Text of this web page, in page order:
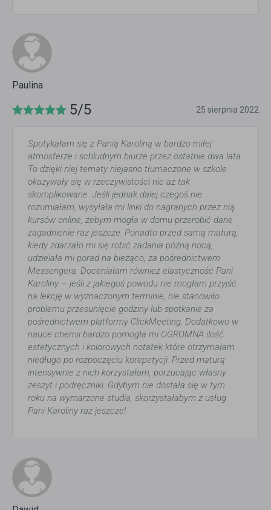
Paulina
5/5 25 sierpnia 2022
Spotykałam się z Panią Karoliną w bardzo miłej
atmosferze i schludnym biurze przez ostatnie dwa lata.
To dzięki niej tematy niejasno tłumaczone w szkole
okazywały się w rzeczywistości nie aż tak
skomplikowane. Jeśli jednak dalej czegoś nie
rozumiałam, wysyłała mi linki do nagranych przez nią
kursów online, żebym mogła w domu przerobić dane
zagadnienie raz jeszcze. Ponadto przed samą maturą,
kiedy zdarzało mi się robić zadania późną nocą,
udzielała mi porad na bieżąco, za pośrednictwem
Messengera. Doceniałam również elastyczność Pani
Karoliny – jeśli z jakiegoś powodu nie mogłam przyjść
na lekcję w wyznaczonym terminie, nie stanowiło
problemu przesunięcie godziny lub spotkanie za
pośrednictwem platformy ClickMeeting. Dodatkowo w
nauce chemii bardzo pomogła mi OGROMNA ilość
estetycznych i kolorowych notatek które otrzymałam
niedługo po rozpoczęciu korepetycji. Przed maturą
intensywnie z nich korzystałam, porzucając własny
zeszyt i podręczniki. Gdybym nie dostała się w tym
roku na wymarzone studia, skorzystałabym z usług
Pani Karoliny raz jeszcze!